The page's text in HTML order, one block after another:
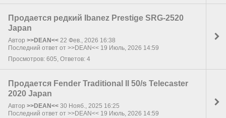
Продается редкий Ibanez Prestige SRG-2520
Japan
Автор >>DEAN<< 22 Фев., 2026 16:38
Последний ответ от >>DEAN<< 19 Июль, 2026 14:59
Просмотров: 605, Ответов: 4
Продается Fender Traditional ll 50/s Telecaster
2020 Japan
Автор >>DEAN<< 30 Нояб., 2025 16:25
Последний ответ от >>DEAN<< 19 Июль, 2026 14:59